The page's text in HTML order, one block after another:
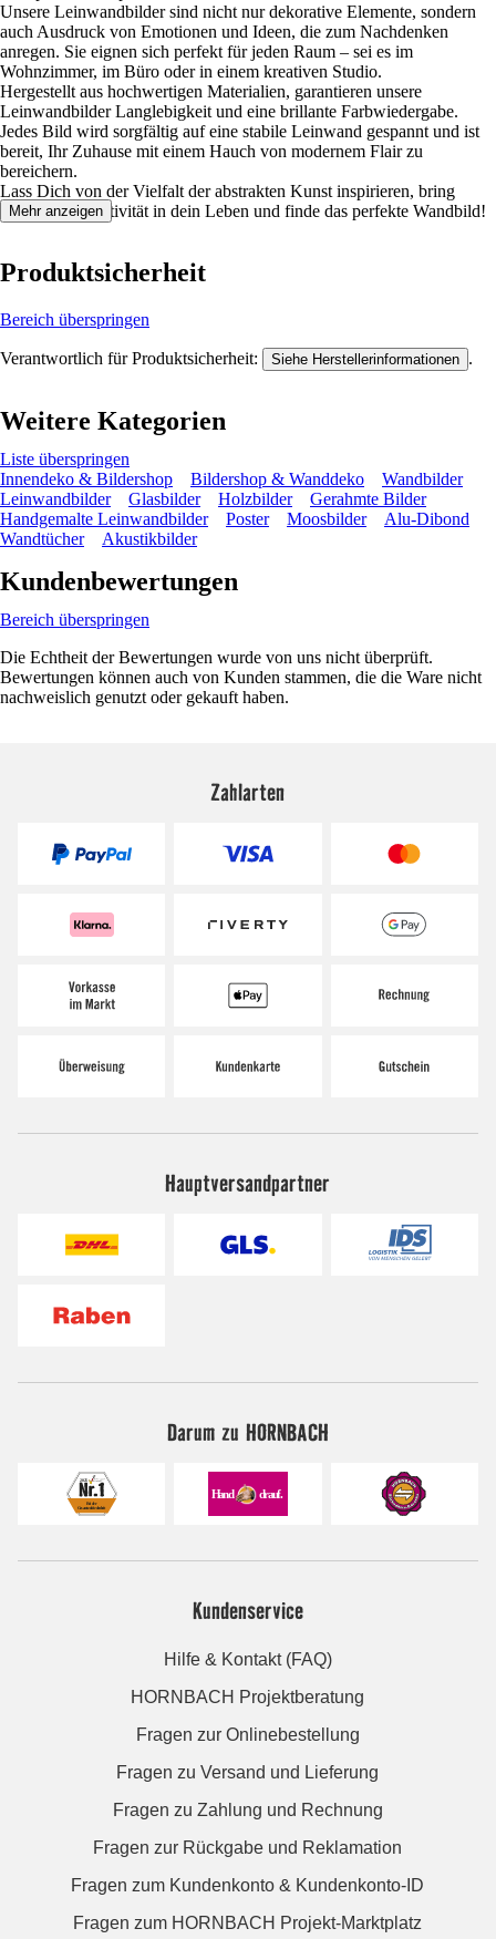
Unsere Leinwandbilder sind nicht nur dekorative Elemente, sondern
auch Ausdruck von Emotionen und Ideen, die zum Nachdenken
anregen. Sie eignen sich perfekt für jeden Raum – sei es im
Wohnzimmer, im Büro oder in einem kreativen Studio.
Hergestellt aus hochwertigen Materialien, garantieren unsere
Leinwandbilder Langlebigkeit und eine brillante Farbwiedergabe.
Jedes Bild wird sorgfältig auf eine stabile Leinwand gespannt und ist
bereit, Ihr Zuhause mit einem Hauch von modernem Flair zu
bereichern.
Lass Dich von der Vielfalt der abstrakten Kunst inspirieren, bring
Farbe und Kreativität in dein Leben und finde das perfekte Wandbild!
Mehr anzeigen
Produktsicherheit
Bereich überspringen
Verantwortlich für Produktsicherheit: Siehe Herstellerinformationen .
Weitere Kategorien
Liste überspringen
Innendeko & Bildershop
Bildershop & Wanddeko
Wandbilder
Leinwandbilder
Glasbilder Holzbilder
Gerahmte Bilder
Handgemalte Leinwandbilder
Poster Moosbilder
Alu-Dibond
Wandtücher
Akustikbilder
Kundenbewertungen
Bereich überspringen
Die Echtheit der Bewertungen wurde von uns nicht überprüft.
Bewertungen können auch von Kunden stammen, die die Ware nicht
nachweislich genutzt oder gekauft haben.
Zahlarten
Hauptversandpartner
Darum zu HORNBACH
Kundenservice
Hilfe & Kontakt (FAQ)
HORNBACH Projektberatung
Fragen zur Onlinebestellung
Fragen zu Versand und Lieferung
Fragen zu Zahlung und Rechnung
Fragen zur Rückgabe und Reklamation
Fragen zum Kundenkonto & Kundenkonto-ID
Fragen zum HORNBACH Projekt-Marktplatz